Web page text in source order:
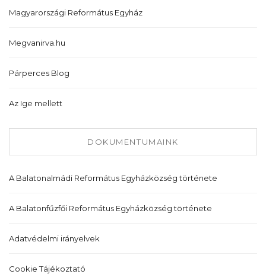
Magyarországi Református Egyház
Megvanirva.hu
Párperces Blog
Az Ige mellett
DOKUMENTUMAINK
A Balatonalmádi Református Egyházközség története
A Balatonfűzfői Református Egyházközség története
Adatvédelmi irányelvek
Cookie Tájékoztató